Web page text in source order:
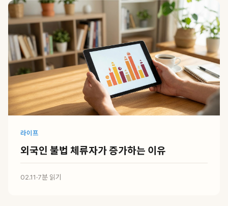
라이프
외국인 불법 체류자가 증가하는 이유
02.11·7분 읽기